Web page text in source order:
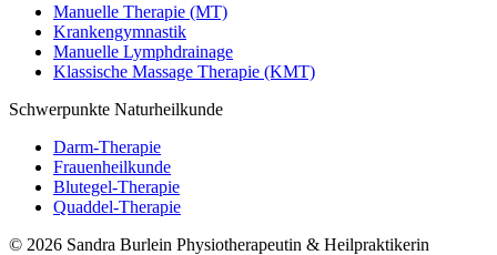
Manuelle Therapie (MT)
Krankengymnastik
Manuelle Lymphdrainage
Klassische Massage Therapie (KMT)
Schwerpunkte Naturheilkunde
Darm-Therapie
Frauenheilkunde
Blutegel-Therapie
Quaddel-Therapie
© 2026 Sandra Burlein Physiotherapeutin & Heilpraktikerin